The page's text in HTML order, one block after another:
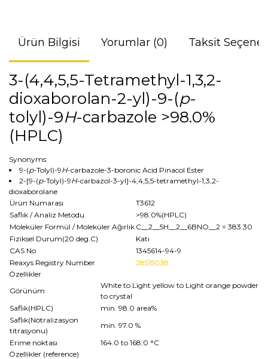
Ürün Bilgisi Yorumlar (0) Taksit
3-(4,4,5,5-Tetramethyl-1,3,2-
dioxaborolan-2-yl)-9-(p-
tolyl)-9H-carbazole >98.0%
(HPLC)
Synonyms:
9-(p-Tolyl)-9H-carbazole-3-boronic Acid Pinacol Ester
2-[9-(p-Tolyl)-9H-carbazol-3-yl]-4,4,5,5-tetramethyl-1,3,2-
dioxaborolane
Ürün Numarası
T3612
Saflık / Analiz Metodu
>98.0%(HPLC)
Moleküler Formül / Moleküler Ağırlık C__2__5H__2__6BNO__2 = 383.30
Fiziksel Durum(20 deg.C)
Katı
CAS No
1345614-94-9
Reaxys Registry Number
28515038
Özellikler
Görünüm
White to Light yellow to Light orange powder
to crystal
Saflık(HPLC)
min. 98.0 area%
Saflık(Nötralizasyon
titrasyonu)
min. 97.0 %
Erime noktası
164.0 to 168.0 °C
Özellikler (reference)